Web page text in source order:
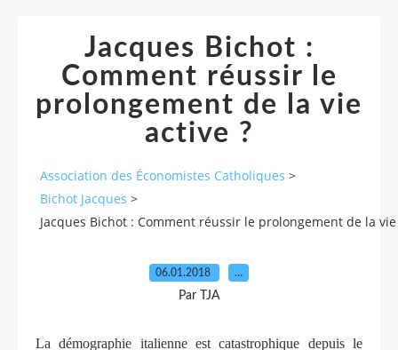
Jacques Bichot :
Comment réussir le
prolongement de la vie
active ?
Association des Économistes Catholiques >
Bichot Jacques >
Jacques Bichot : Comment réussir le prolongement de la vie
06.01.2018 …
Par TJA
La démographie italienne est catastrophique depuis le